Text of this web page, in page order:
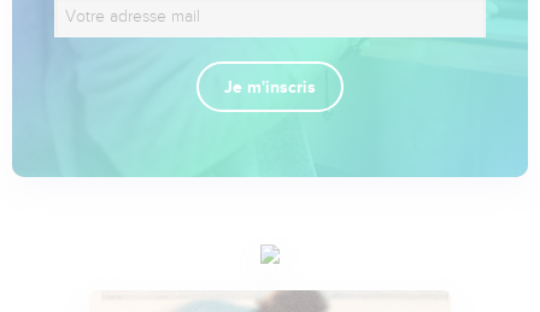
Je m'inscris